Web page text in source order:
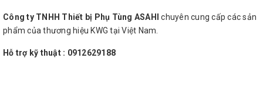
Công ty TNHH Thiết bị Phụ Tùng ASAHIchuyên cung cấp các sản
phẩm của thương hiệu KWG tại Việt Nam.
Hỗ trợ kỹ thuật : 0912629188